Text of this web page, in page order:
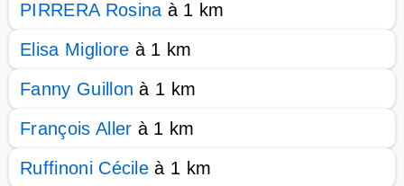
PIRRERA Rosina à 1 km
Elisa Migliore à 1 km
Fanny Guillon à 1 km
François Aller à 1 km
Ruffinoni Cécile à 1 km